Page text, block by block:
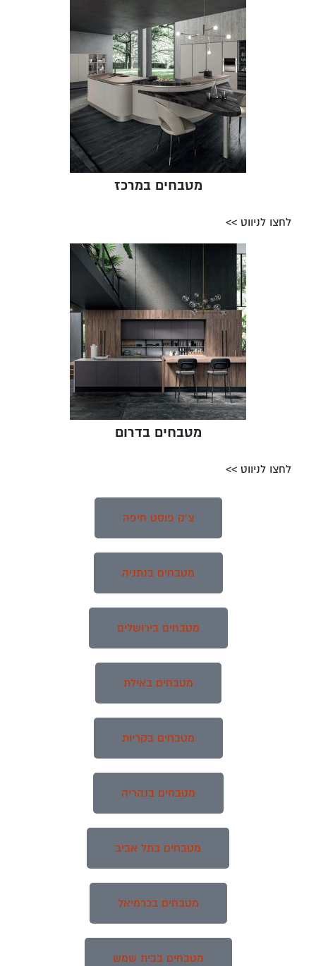
מטבחים במרכז
לחצו לניווט >>
מטבחים בדרום
לחצו לניווט >>
צ'ק פוסט חיפה
מטבחים בנתניה
מטבחים בירושלים
מטבחים באילת
מטבחים בקריות
מטבחים בנהריה
מטבחים בתל אביב
מטבחים בכרמיאל
מטבחים בבית שמש